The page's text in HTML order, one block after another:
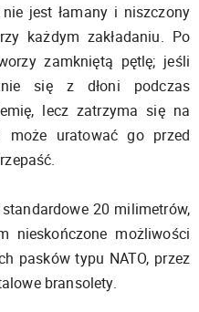
jest łamany i niszczony
każdym zakładaniu. Po
zamkniętą pętlę; jeśli
się z dłoni podczas
lecz zatrzyma się na
może uratować go przed
20 milimetrów,
nieskończone możliwości
pasków typu NATO, przez
bransolety.